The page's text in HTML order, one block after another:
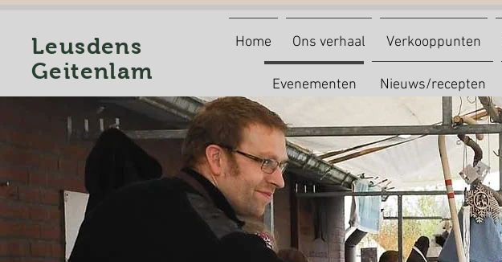
Leusdens
Geitenlam
Home Ons verhaal Verkooppunten
Evenementen Nieuws/recepten